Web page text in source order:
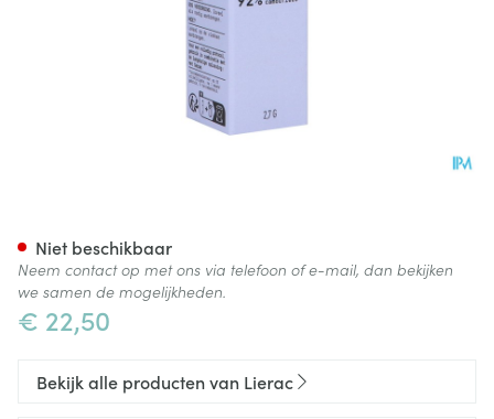
€ 22,50
Niet beschikbaar
Neem contact op met ons via telefoon of e-mail, dan bekijken
we samen de mogelijkheden.
Bekijk alle producten van Lierac